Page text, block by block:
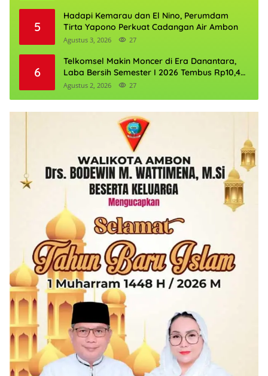
5
Hadapi Kemarau dan El Nino, Perumdam
Tirta Yapono Perkuat Cadangan Air Ambon
Agustus 3, 2026 27
6
Telkomsel Makin Moncer di Era Danantara,
Laba Bersih Semester I 2026 Tembus Rp10,4
Triliun
Agustus 2, 2026 27